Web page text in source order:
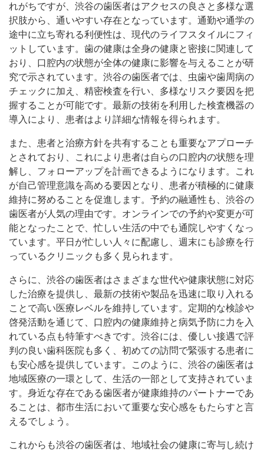
れがちですが、渋谷の歯医者はアクセスの良さと多様な選
択肢から、通いやすい存在となっています。通勤や通学の
途中に立ち寄れる利便性は、現代のライフスタイルにフィ
ットしています。歯の健康は全身の健康と密接に関連して
おり、口腔内の状態が全体の健康に影響を与えることが研
究で示されています。渋谷の歯医者では、虫歯や歯周病の
チェックに加え、精密検査を行い、多様なリスク要因を把
握することが可能です。最新の技術を利用した検査機器の
導入により、患者はより詳細な情報を得られます。
また、患者と治療方針を共有することも重要なアプローチ
とされており、これにより患者は自らの口腔内の状態を理
解し、フォローアップを計画できるようになります。これ
が自己管理意識を高める要因となり、患者が積極的に健康
維持に努めることを促進します。予約の融通性も、渋谷の
歯医者が人気の理由です。オンラインでの予約や変更が可
能となったことで、忙しい生活の中でも通院しやすくなっ
ています。平日が忙しい人々に配慮し、週末にも診療を行
っているクリニックも多く見られます。
さらに、渋谷の歯医者はさまざまな世代や健康状態に対応
した治療を提供し、最新の技術や製品を迅速に取り入れる
ことで高い医療レベルを維持しています。定期的な検診や
啓発活動を通じて、口腔内の健康維持と病気予防に力を入
れている点も特筆すべきです。渋谷には、優しい接遇で評
判の良い歯科医院も多く、初めての訪問で緊張する患者に
も安心感を提供しています。このように、渋谷の歯医者は
地域医療の一環として、生活の一部として支持されていま
す。身近な存在である歯医者が健康維持のパートナーであ
ることは、都市生活において重要な安心感をもたらすと言
えるでしょう。
これからも渋谷の歯医者は、地域社会の健康に寄与し続け